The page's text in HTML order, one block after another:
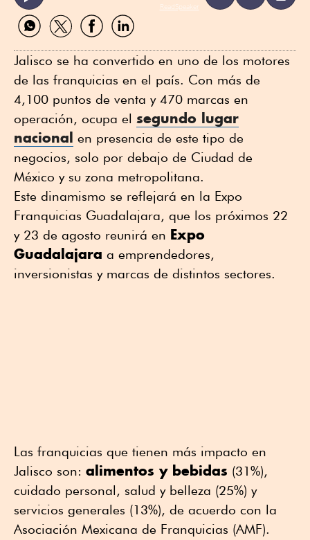
ReadSpeaker
Compartir
por
Compartir
por
Compartir
por
Compartir
por
Jalisco se ha convertido en uno de los motores
de las franquicias en el país. Con más de
4,100 puntos de venta y 470 marcas en
operación, ocupa el segundo lugar
nacional en presencia de este tipo de
negocios, solo por debajo de Ciudad de
México y su zona metropolitana.
Este dinamismo se reflejará en la Expo
Franquicias Guadalajara, que los próximos 22
y 23 de agosto reunirá en Expo
Guadalajara a emprendedores,
inversionistas y marcas de distintos sectores.
Las franquicias que tienen más impacto en
Jalisco son: alimentos y bebidas (31%),
cuidado personal, salud y belleza (25%) y
servicios generales (13%), de acuerdo con la
Asociación Mexicana de Franquicias (AMF).